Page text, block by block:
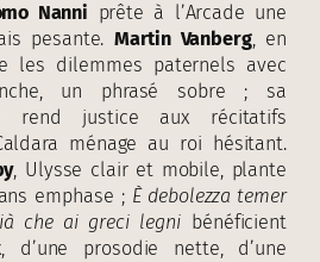
Nanni prête à l’Arcade une
pesante. Martin Vanberg, en
les dilemmes paternels avec
un phrasé sobre ; sa
rend justice aux récitatifs
ménage au roi hésitant.
, Ulysse clair et mobile, plante
emphase ; È debolezza temer
che ai greci legnibénéficient
d’une prosodie nette, d’une